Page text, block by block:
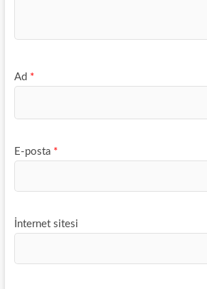
Ad *
E-posta *
İnternet sitesi